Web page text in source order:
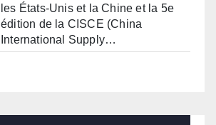
les États-Unis et la Chine et la 5e
édition de la CISCE (China
International Supply…